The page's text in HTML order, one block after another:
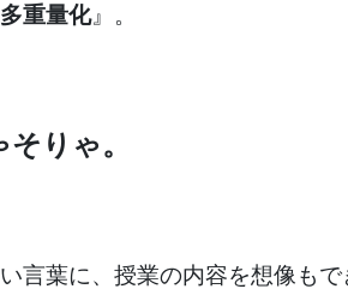
多重量化』。
りゃ。
言葉に、授業の内容を想像も